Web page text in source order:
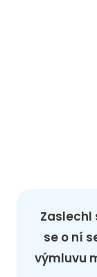
Zaslechl
se o ní
výmluvu